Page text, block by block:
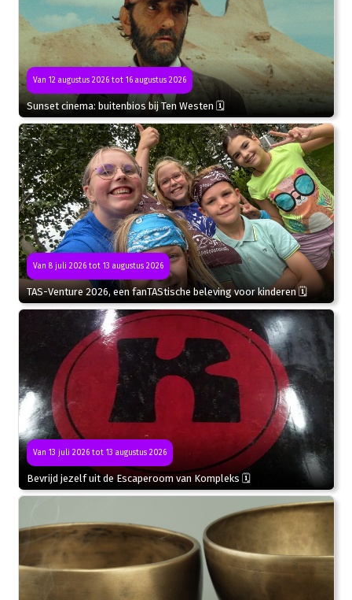
Van 12 augustus 2026 tot 16 augustus 2026
Sunset cinema: buitenbios bij Ten Westen 🗓
Van 8 juli 2026 tot 13 augustus 2026
TAS-Venture 2026, een fanTAStische beleving voor kinderen 🗓
Van 13 juli 2026 tot 13 augustus 2026
Bevrijd jezelf uit de Escaperoom van Kompleks 🗓